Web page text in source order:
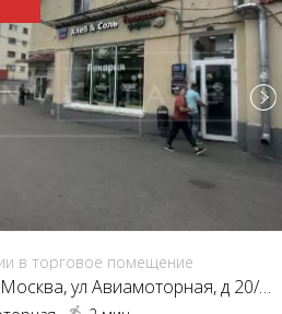
в торговое помещение
ЮВАО, г Москва, ул Авиамоторная, д 20/17